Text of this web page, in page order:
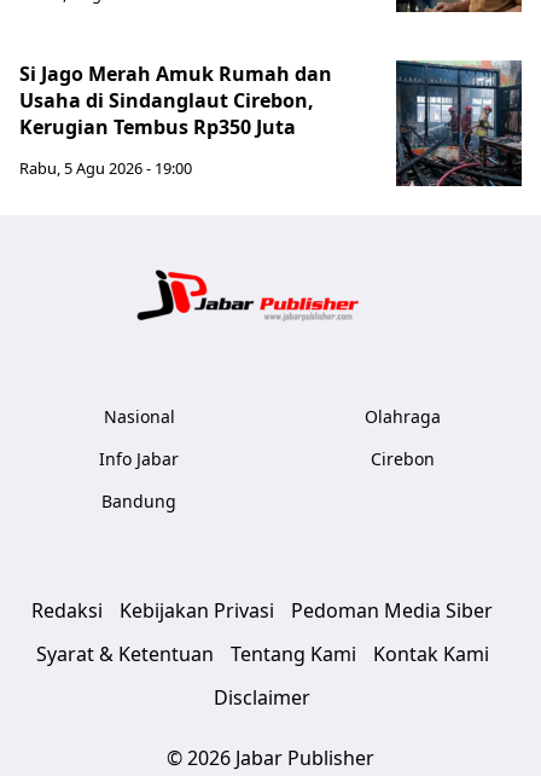
Si Jago Merah Amuk Rumah dan
Usaha di Sindanglaut Cirebon,
Kerugian Tembus Rp350 Juta
Rabu, 5 Agu 2026 - 19:00
Nasional
Info Jabar
Bandung
Olahraga
Cirebon
Redaksi Kebijakan Privasi
Pedoman Media Siber
Syarat & Ketentuan
Tentang Kami
Kontak Kami
Disclaimer
© 2026 Jabar Publisher